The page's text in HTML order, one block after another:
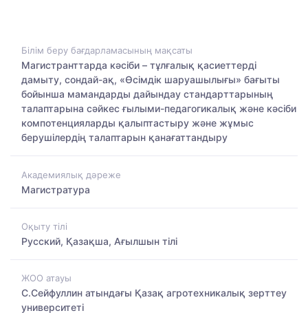
Білім беру бағдарламасының мақсаты
Магистранттарда кәсіби – тұлғалық қасиеттерді
дамыту, сондай-ақ, «Өсімдік шаруашылығы» бағыты
бойынша мамандарды дайындау стандарттарының
талаптарына сәйкес ғылыми-педагогикалық және кәсіби
компотенцияларды қалыптастыру және жұмыс
берушілердің талаптарын қанағаттандыру
Академиялық дәреже
Магистратура
Оқыту тілі
Русский, Қазақша, Ағылшын тілі
ЖОО атауы
С.Сейфуллин атындағы Қазақ агротехникалық зерттеу
университеті